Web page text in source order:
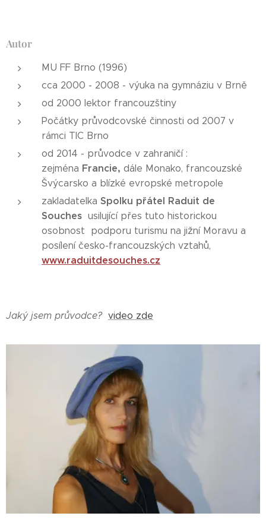
Autor
MU FF Brno (1996)
cca 2000 - 2008 - výuka na gymnáziu v Brně
od 2000 lektor francouzštiny
Počátky průvodcovské činnosti od 2007 v
rámci TIC Brno
od 2014 - průvodce v zahraničí :
zejména Francie, dále Monako, francouzské
Švýcarsko a blízké evropské metropole
zakladatelka Spolku přátel Raduit de
Souches usilující přes tuto historickou
osobnost podporu turismu na jižní Moravu a
posílení česko-francouzských vztahů,
www.raduitdesouches.cz
Jaký jsem průvodce? video zde